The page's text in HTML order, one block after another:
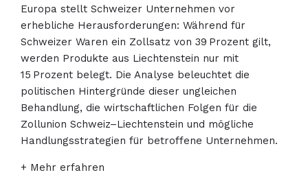
Europa stellt Schweizer Unternehmen vor
erhebliche Herausforderungen: Während für
Schweizer Waren ein Zollsatz von 39 Prozent gilt,
werden Produkte aus Liechtenstein nur mit
15 Prozent belegt. Die Analyse beleuchtet die
politischen Hintergründe dieser ungleichen
Behandlung, die wirtschaftlichen Folgen für die
Zollunion Schweiz–Liechtenstein und mögliche
Handlungsstrategien für betroffene Unternehmen.
+ Mehr erfahren